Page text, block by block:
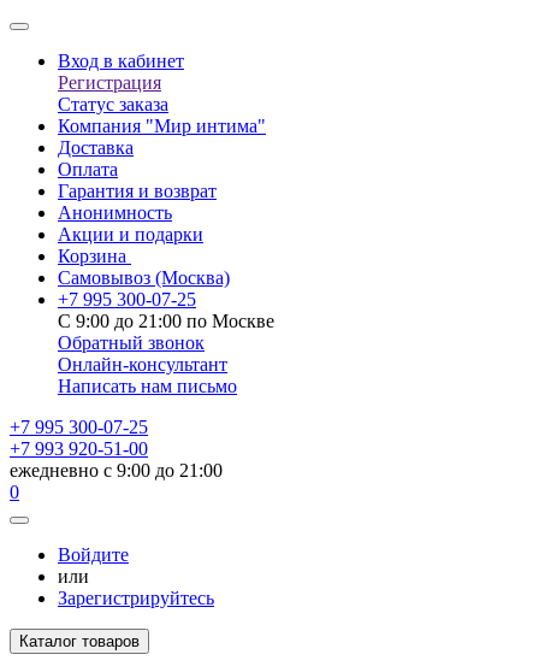
Вход в кабинет
Регистрация
Статус заказа
Компания "Мир интима"
Доставка
Оплата
Гарантия и возврат
Анонимность
Акции и подарки
Корзина
Самовывоз (Москва)
+7 995 300-07-25
С 9:00 до 21:00 по Москве
Обратный звонок
Онлайн-консультант
Написать нам письмо
+7 995 300-07-25
+7 993 920-51-00
ежедневно с 9:00 до 21:00
0
Войдите
или
Зарегистрируйтесь
Каталог товаров